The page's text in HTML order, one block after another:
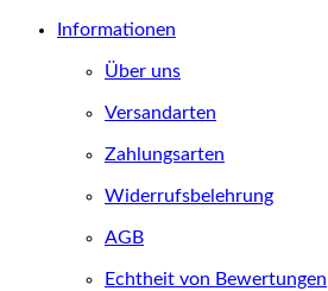
Informationen
Über uns
Versandarten
Zahlungsarten
Widerrufsbelehrung
AGB
Echtheit von Bewertungen